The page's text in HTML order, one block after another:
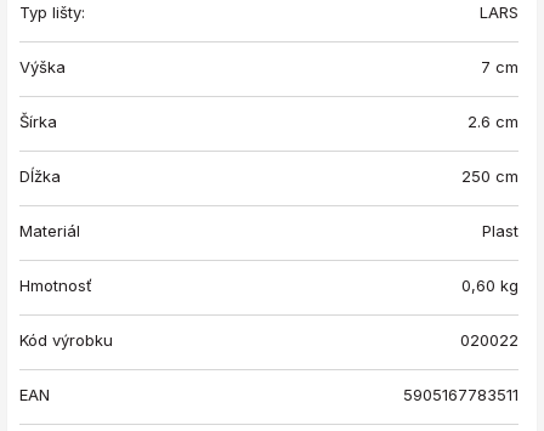
Typ lišty: LARS
Výška 7 cm
Šírka 2.6 cm
Dĺžka 250 cm
Materiál Plast
Hmotnosť 0,60 kg
Kód výrobku 020022
EAN 5905167783511